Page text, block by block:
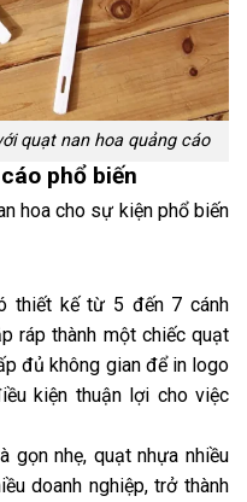
quạt nan hoa quảng cáo
phổ biến
hoa cho sự kiệnphổ biến
thiết kế từ 5 đến 7 cánh
ráp thành một chiếc quạt
đủ không gian để in logo
kiện thuận lợi cho việc
gọn nhẹ, quạt nhựa nhiều
doanh nghiệp, trở thành